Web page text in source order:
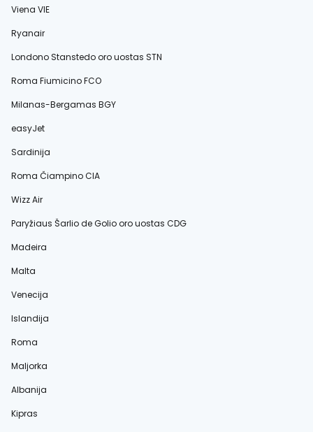
Viena VIE
Ryanair
Londono Stanstedo oro uostas STN
Roma Fiumicino FCO
Milanas-Bergamas BGY
easyJet
Sardinija
Roma Čiampino CIA
Wizz Air
Paryžiaus Šarlio de Golio oro uostas CDG
Madeira
Malta
Venecija
Islandija
Roma
Maljorka
Albanija
Kipras